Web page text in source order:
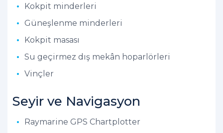
Kokpit minderleri
Güneşlenme minderleri
Kokpit masası
Su geçirmez dış mekân hoparlörleri
Vinçler
Seyir ve Navigasyon
Raymarine GPS Chartplotter